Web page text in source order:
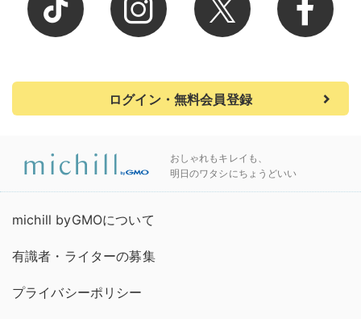
ログイン・無料会員登録
おしゃれもキレイも、
明日のワタシにちょうどいい
michill byGMOについて
有識者・ライターの募集
プライバシーポリシー